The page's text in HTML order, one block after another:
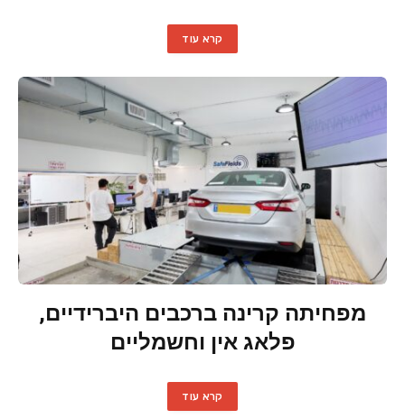
קרא עוד
מפחיתה קרינה ברכבים היברידיים,
פלאג אין וחשמליים
קרא עוד